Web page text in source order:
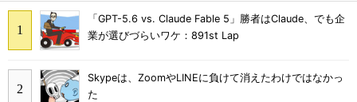
「GPT-5.6 vs. Claude Fable 5」勝者はClaude、でも企
業が選びづらいワケ：891st Lap
Skypeは、ZoomやLINEに負けて消えたわけではなかっ
た